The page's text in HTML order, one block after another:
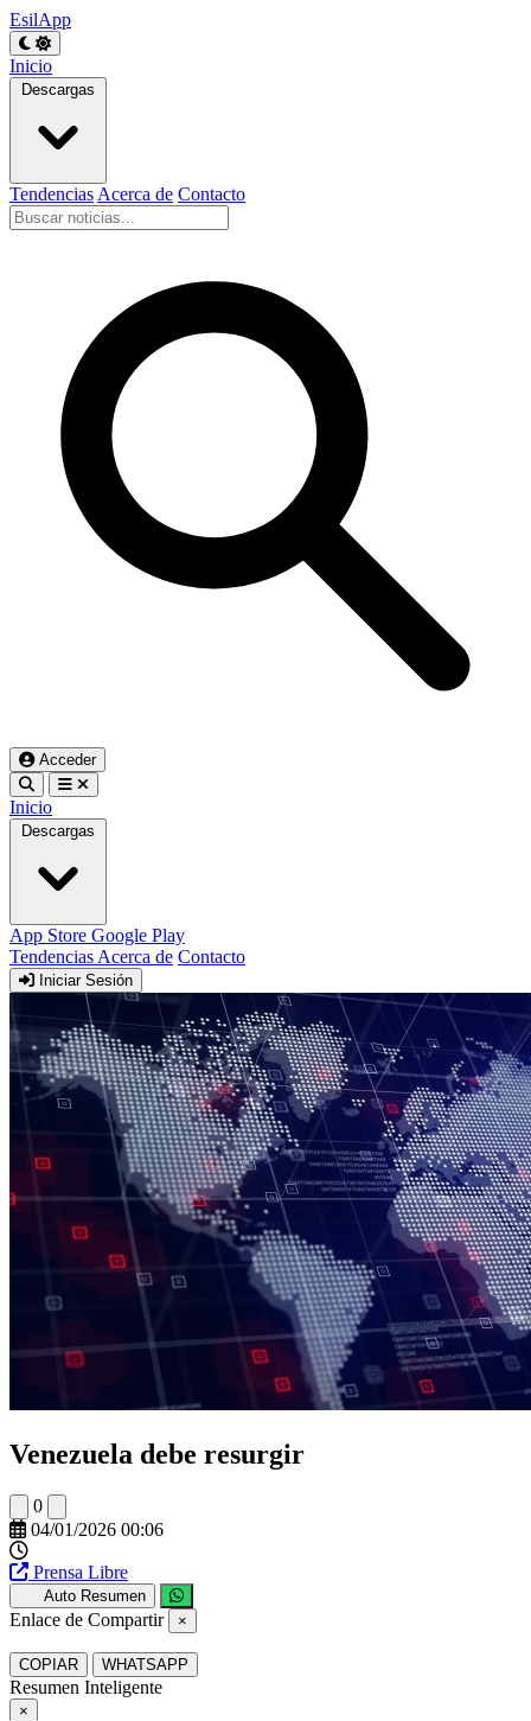
EsilApp
Inicio
Descargas
Tendencias Acerca de Contacto
Acceder
Inicio
Descargas
App Store Google Play
Tendencias Acerca de Contacto
Iniciar Sesión
Venezuela debe resurgir
0
04/01/2026 00:06
Prensa Libre
Auto Resumen
Enlace de Compartir ×
COPIAR WHATSAPP
Resumen Inteligente
×